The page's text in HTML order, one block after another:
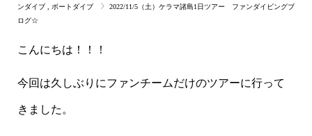
ンダイブ
ボートダイブ
2022/11/5（土）ケラマ諸島1日ツアー ファンダイビングブ
ログ☆
こんにちは！！！
今回は久しぶりにファンチームだけのツアーに行って
きました。